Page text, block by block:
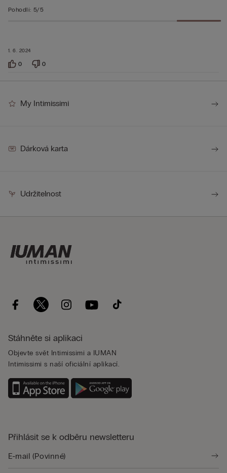
1. 6. 2024
Pohodlí: 5/5
0 0
My Intimissimi
Dárková karta
Udržitelnost
Stáhněte si aplikaci
Objevte svět Intimissimi a IUMAN
Intimissimi s naší oficiální aplikací.
Přihlásit se k odběru newsletteru